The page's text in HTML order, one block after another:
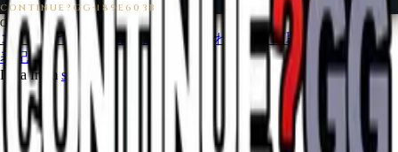
CONTINUE?GG·189E603B
CONTINUE?GG ©
2026
コインについて
お問い合わせ
特定商取引法に基づく
表記
Data from start.gg